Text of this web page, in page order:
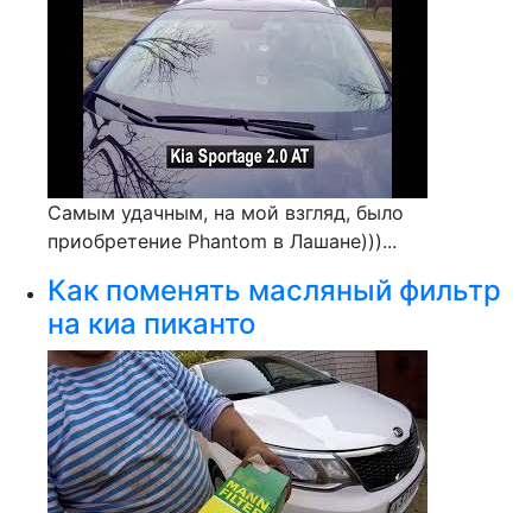
Самым удачным, на мой взгляд, было
приобретение Phantom в Лашане)))...
Как поменять масляный фильтр
на киа пиканто